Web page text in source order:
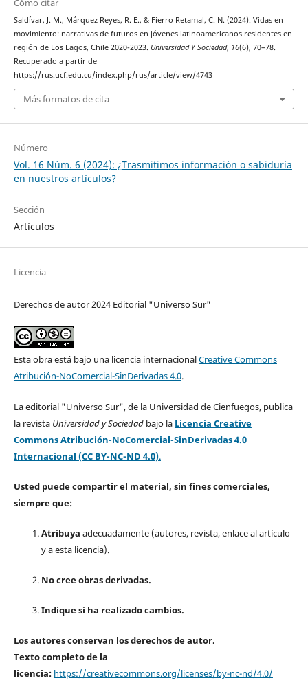
Cómo citar
Saldívar, J. M., Márquez Reyes, R. E., & Fierro Retamal, C. N. (2024). Vidas en
movimiento: narrativas de futuros en jóvenes latinoamericanos residentes en
región de Los Lagos, Chile 2020-2023. Universidad Y Sociedad, 16(6), 70–78.
Recuperado a partir de
https://rus.ucf.edu.cu/index.php/rus/article/view/4743
Más formatos de cita
Número
Vol. 16 Núm. 6 (2024): ¿Trasmitimos información o sabiduría
en nuestros artículos?
Sección
Artículos
Licencia
Derechos de autor 2024 Editorial "Universo Sur"
Esta obra está bajo una licencia internacionalCreative Commons
Atribución-NoComercial-SinDerivadas 4.0.
La editorial "Universo Sur", de la Universidad de Cienfuegos, publica
la revista Universidad y Sociedad bajo la Licencia Creative
Commons Atribución-NoComercial-SinDerivadas 4.0
Internacional (CC BY-NC-ND 4.0).
Usted puede compartir el material, sin fines comerciales,
siempre que:
Atribuya adecuadamente (autores, revista, enlace al artículo
y a esta licencia).
No cree obras derivadas.
Indique si ha realizado cambios.
Los autores conservan los derechos de autor.
Texto completo de la
licencia: https://creativecommons.org/licenses/by-nc-nd/4.0/